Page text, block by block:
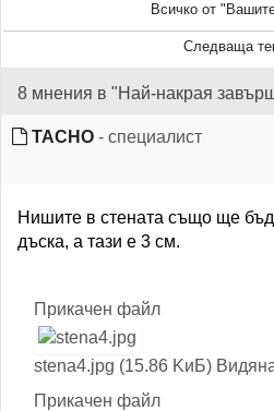
Всичко от
Следваща
8 мнения в "Най-накрая
TACHO - специалист
Нишите в стената също ще
дъска, а тази е 3 см.
Прикачен файл
stena4.jpg (15.86 KиБ)
Прикачен файл